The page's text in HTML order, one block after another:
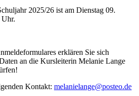
2025/26 ist am Dienstag 09.
Uhr.
erklären Sie sich
an die Kursleiterin Melanie Lange
Kontakt: melanielange@posteo.de